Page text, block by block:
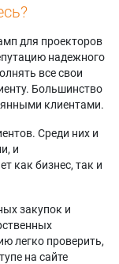
для проекторов
надежного
все свои
Большинство
клиентами.
Среди них и
и
как бизнес, так и
закупок и
легко проверить,
на сайте